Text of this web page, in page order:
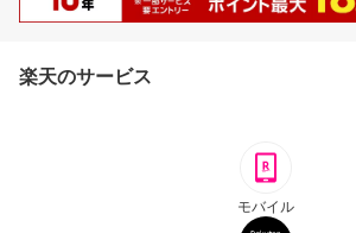
楽天のサービス
モバイル